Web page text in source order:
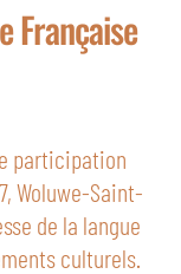
Française
participation
Woluwe-Saint-
de la langue
culturels.